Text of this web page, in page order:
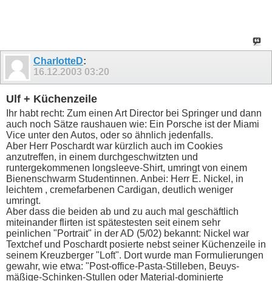
CharlotteD:
16.12.2003 03:20
Ulf + Küchenzeile
Ihr habt recht: Zum einen Art Director bei Springer und dann
auch noch Sätze raushauen wie: Ein Porsche ist der Miami
Vice unter den Autos, oder so ähnlich jedenfalls.
Aber Herr Poschardt war kürzlich auch im Cookies
anzutreffen, in einem durchgeschwitzten und
runtergekommenen longsleeve-Shirt, umringt von einem
Bienenschwarm Studentinnen. Anbei: Herr E. Nickel, in
leichtem , cremefarbenen Cardigan, deutlich weniger
umringt.
Aber dass die beiden ab und zu auch mal geschäftlich
miteinander flirten ist spätestesten seit einem sehr
peinlichen "Portrait" in der AD (5/02) bekannt: Nickel war
Textchef und Poschardt posierte nebst seiner Küchenzeile in
seinem Kreuzberger "Loft". Dort wurde man Formulierungen
gewahr, wie etwa: "Post-office-Pasta-Stilleben, Beuys-
mäßige-Schinken-Stullen oder Material-dominierte